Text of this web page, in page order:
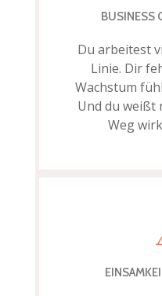
BUSINESS
Du arbeitest
Linie. Dir
Wachstum
Und du weißt
Weg